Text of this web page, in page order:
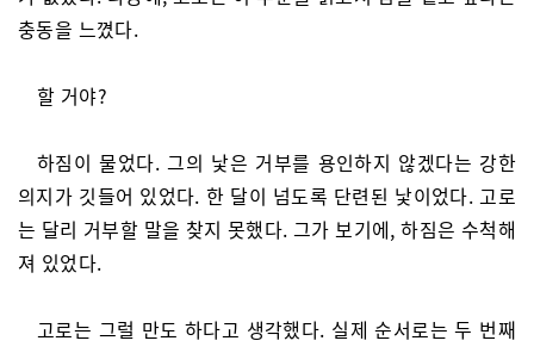
충동을 느꼈다.
할 거야?
하짐이 물었다. 그의 낯은 거부를 용인하지 않겠다는 강한
의지가 깃들어 있었다. 한 달이 넘도록 단련된 낯이었다. 고로
는 달리 거부할 말을 찾지 못했다. 그가 보기에, 하짐은 수척해
져 있었다.
고로는 그럴 만도 하다고 생각했다. 실제 순서로는 두 번째